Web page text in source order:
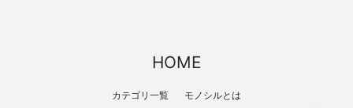
HOME
カテゴリ一覧 モノシルとは